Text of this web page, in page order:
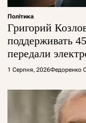
Політика
Григорий
поддерживать
передали
1 Серпня, 2026Федоренко